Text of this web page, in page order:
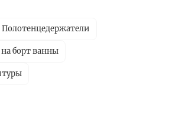
Полотенцедержатели
борт ванны